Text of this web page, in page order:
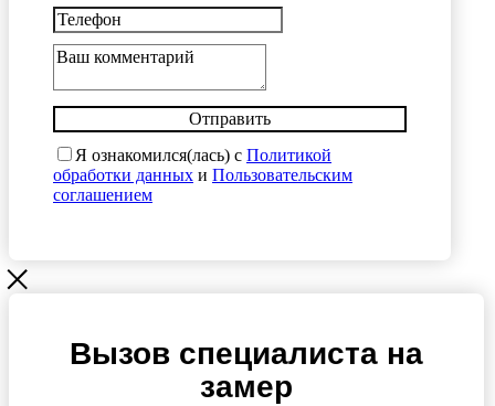
Отправить
Я ознакомился(лась) с Политикой
обработки данных и Пользовательским
соглашением
Вызов специалиста на
замер